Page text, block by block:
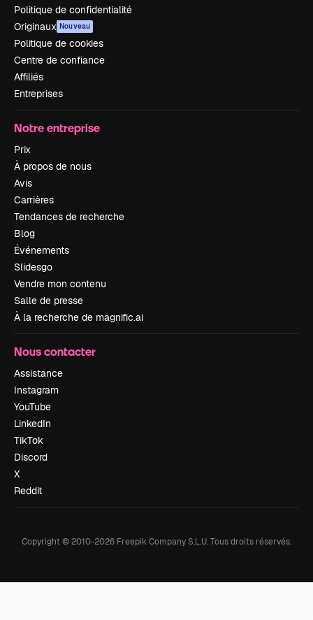
Politique de confidentialité
Originaux Nouveau
Politique de cookies
Centre de confiance
Affiliés
Entreprises
Notre entreprise
Prix
À propos de nous
Avis
Carrières
Tendances de recherche
Blog
Événements
Slidesgo
Vendre mon contenu
Salle de presse
À la recherche de magnific.ai
Nous contacter
Assistance
Instagram
YouTube
LinkedIn
TikTok
Discord
X
Reddit
Copyright © 2010-2026 Freepik Company S.L.U.Tous droits réservés.